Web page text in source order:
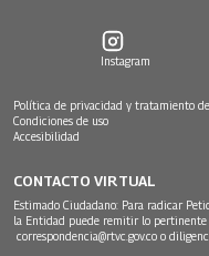
Instagram
Política de privacidad y tratamiento
Condiciones de uso
Accesibilidad
CONTACTO VIRTUAL
Estimado Ciudadano: Para radicar
la Entidad puede remitir lo pertinente
correspondencia@rtvc.gov.co o